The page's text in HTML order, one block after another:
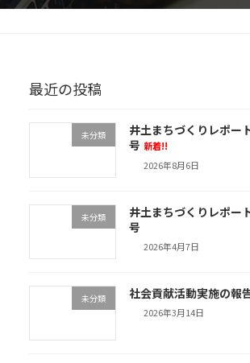
最近の投稿
未分類
井土まちづくりレポー
号 新着!!
2026年8月6日
未分類
井土まちづくりレポー
号
2026年4月7日
未分類 社会貢献活動実施の報
2026年3月14日